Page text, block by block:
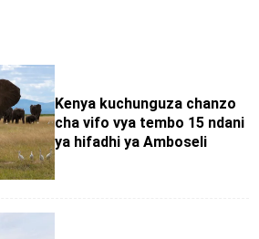
Kenya kuchunguza chanzo
cha vifo vya tembo 15 ndani
ya hifadhi ya Amboseli